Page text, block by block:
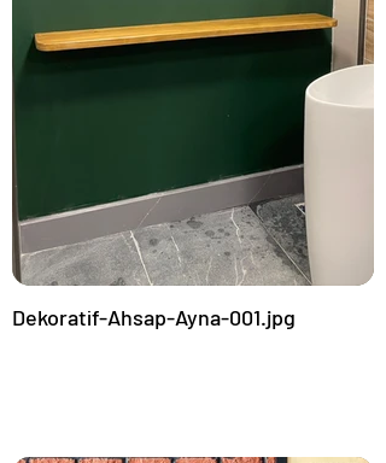
Dekoratif-Ahsap-Ayna-001.jpg